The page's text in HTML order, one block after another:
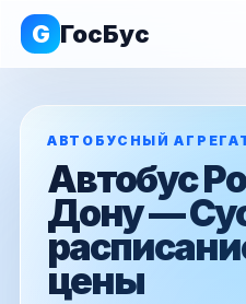
G ГосБус
АВТОБУСНЫЙ
Автобус
Дону —
цены